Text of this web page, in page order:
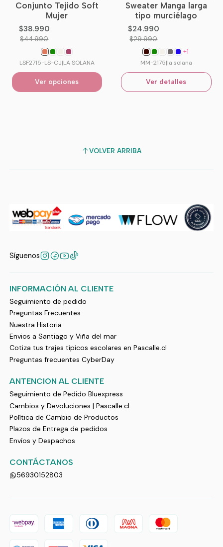
-13%OFF
Conjunto Tejido Soft
Mujer
$38.990
$44.990
LSF2715-LS-CJ|LA SOLANA
Ver opciones
-17%OFF
No disponible
Sweater Manga larga
tipo murciélago
$24.990
$29.990
+1
MM-2175|la solana
Ver detalles
VOLVER ARRIBA
Síguenos
INFORMACIÓN AL CLIENTE
Seguimiento de pedido
Preguntas Frecuentes
Nuestra Historia
Envios a Santiago y Viña del mar
Cotiza tus trajes típicos escolares en Pascalle.cl
Preguntas frecuentes CyberDay
ANTENCION AL CLIENTE
Seguimiento de Pedido Bluexpress
Cambios y Devoluciones | Pascalle.cl
Política de Cambio de Productos
Plazos de Entrega de pedidos
Envíos y Despachos
CONTÁCTANOS
56930152803